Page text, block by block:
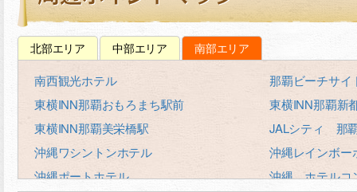
北部エリア 中部エリア 南部エリア
南西観光ホテル
那覇ビーチサイ
東横INN那覇おもろまち駅前
東横INN那覇新
東横INN那覇美栄橋駅
JALシティ 那
沖縄ワシントンホテル
沖縄レインボー
沖縄ポートホテル
沖縄 ホテルコ